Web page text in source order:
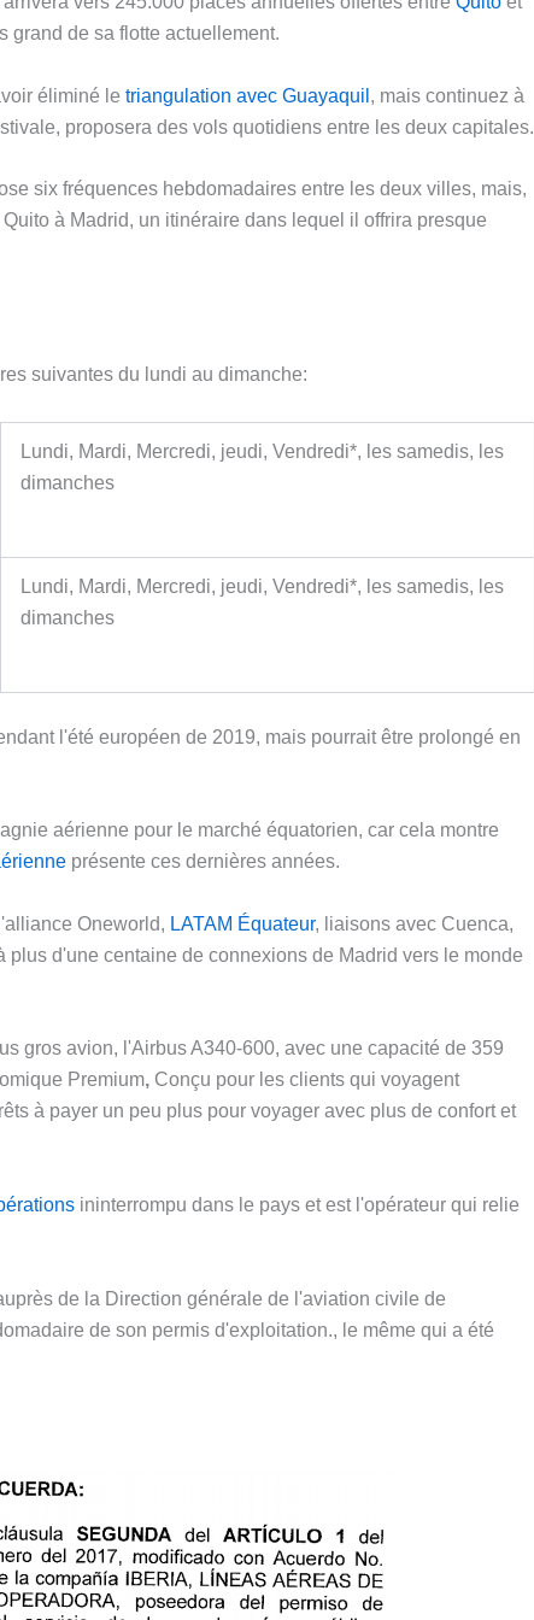
grand de sa flotte actuellement.
éliminé le triangulation avec Guayaquil , mais continuez à
proposera des vols quotidiens entre les deux capitales.
six fréquences hebdomadaires entre les deux villes, mais,
à Madrid, un itinéraire dans lequel il offrira presque
suivantes du lundi au dimanche:
Lundi, Mardi, Mercredi, jeudi, Vendredi*, les samedis, les
dimanches
Lundi, Mardi, Mercredi, jeudi, Vendredi*, les samedis, les
dimanches
l'été européen de 2019, mais pourrait être prolongé en
aérienne pour le marché équatorien, car cela montre
présente ces dernières années.
Oneworld, LATAM Équateur, liaisons avec Cuenca,
d'une centaine de connexions de Madrid vers le monde
gros avion, l'Airbus A340-600, avec une capacité de 359
Premium, Conçu pour les clients qui voyagent
à payer un peu plus pour voyager avec plus de confort et
ininterrompu dans le pays et est l'opérateur qui relie
de la Direction générale de l'aviation civile de
de son permis d'exploitation., le même qui a été